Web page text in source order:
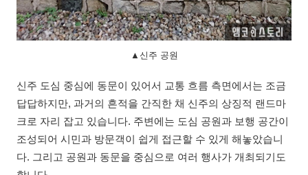
▲신주 공원
신주 도심 중심에 동문이 있어서 교통 흐름 측면에서는 조금
답답하지만, 과거의 흔적을 간직한 채 신주의 상징적 랜드마
크로 자리 잡고 있습니다. 주변에는 도심 공원과 보행 공간이
조성되어 시민과 방문객이 쉽게 접근할 수 있게 해놓았습니
다. 그리고 공원과 동문을 중심으로 여러 행사가 개최되기도